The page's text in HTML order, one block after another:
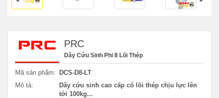
PRC
Dây Cứu Sinh Phi 8 Lõi Thép
Mã sản phẩm:
DCS-D8-LT
Mô tả:
Dây cứu sinh cao cấp có lõi thép chịu lực lên
tới 100kg...